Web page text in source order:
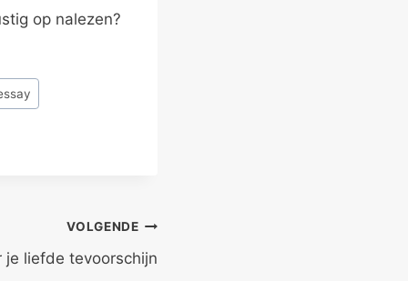
op nalezen?
VOLGENDE
je liefde tevoorschijn